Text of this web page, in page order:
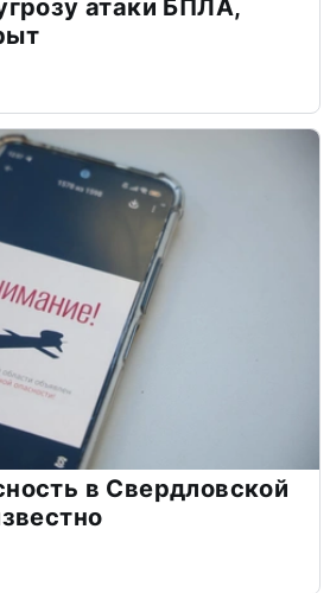
атаки БПЛА,
в Свердловской